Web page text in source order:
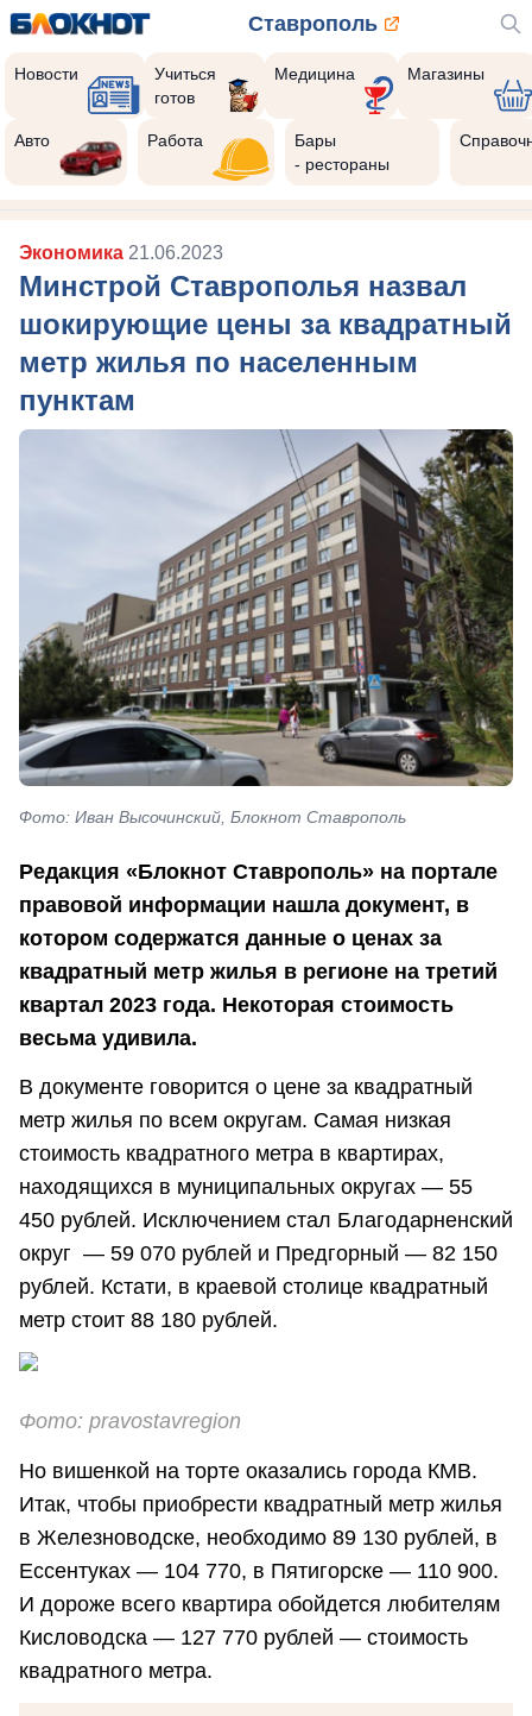
Ставрополь
Новости
Учиться
готов
Медицина Магазины
Авто Работа
Бары
- рестораны
Экономика 21.06.2023
Минстрой Ставрополья назвал
шокирующие цены за квадратный
метр жилья по населенным
пунктам
Фото: Иван Высочинский, Блокнот Ставрополь
Редакция «Блокнот Ставрополь» на портале
правовой информации нашла документ, в
котором содержатся данные о ценах за
квадратный метр жилья в регионе на третий
квартал 2023 года. Некоторая стоимость
весьма удивила.
В документе говорится о цене за квадратный
метр жилья по всем округам. Самая низкая
стоимость квадратного метра в квартирах,
находящихся в муниципальных округах — 55
450 рублей. Исключением стал Благодарненский
округ — 59 070 рублей и Предгорный — 82 150
рублей. Кстати, в краевой столице квадратный
метр стоит 88 180 рублей.
Фото: pravostavregion
Но вишенкой на торте оказались города КМВ.
Итак, чтобы приобрести квадратный метр жилья
в Железноводске, необходимо 89 130 рублей, в
Ессентуках — 104 770, в Пятигорске — 110 900.
И дороже всего квартира обойдется любителям
Кисловодска — 127 770 рублей — стоимость
квадратного метра.